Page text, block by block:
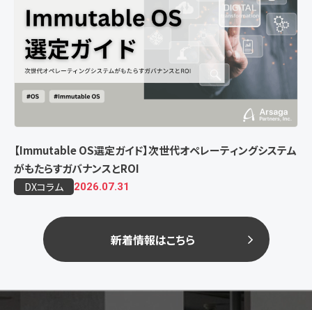
【Immutable OS選定ガイド】次世代オペレーティングシステム
がもたらすガバナンスとROI
DXコラム 2026.07.31
新着情報はこちら